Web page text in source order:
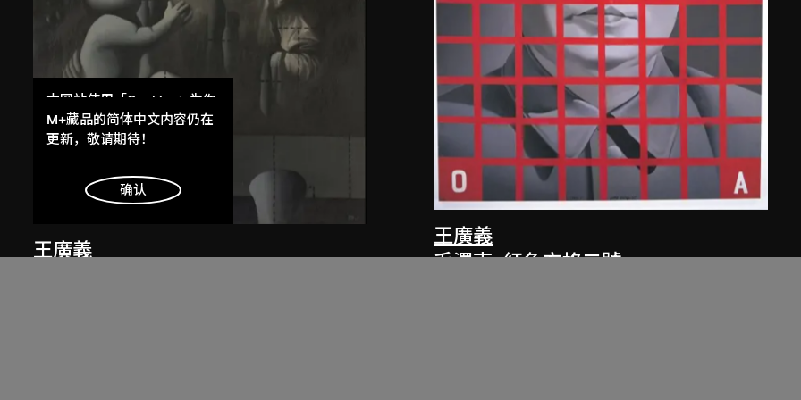
王廣義
王廣義
毛澤東: 紅色方格二號
本网站使用「Cookies」为你
提供最好的网站体验。
了解更多
明白
M+藏品的简体中文内容仍在
更新，敬请期待！
确认